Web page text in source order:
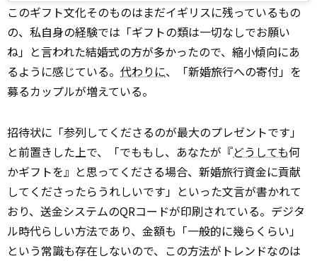
このギフト文化そのものはまだイギリスに残っているもの
の、私自身の経験では「ギフトの類は一切なしでお願い
ね」と言われた結婚式の方が多かったので、縮小傾向にあ
るように感じている。 代わりに、「新婚旅行への寄付」を
募るカップルが増えている。
招待状に「参列してくださるのが最大のプレゼントです」
と前置きした上で、「でももし、あなたが『どうしても何
かギフトを』と思ってくださる場合、新婚旅行資金に貢献
してくださったらうれしいです」といった文言が書かれて
おり、送金システムのQRコードが印刷されている。デジタ
ル時代らしい方法であり、金額も「一般的に幾らくらい」
という常識も存在しないので、この方法がトレンドなのは